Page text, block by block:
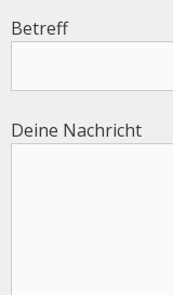
Betreff
Deine Nachricht